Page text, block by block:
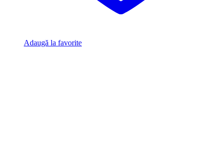
Adaugă la favorite